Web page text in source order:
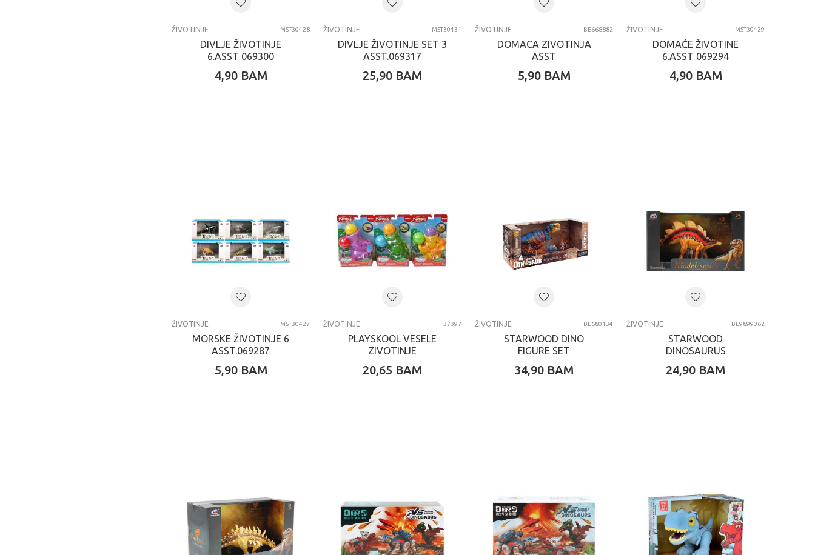
ŽIVOTINJE MST30428
DIVLJE ŽIVOTINJE
6.ASST 069300
4,90 BAM
ŽIVOTINJE MST30431
DIVLJE ŽIVOTINJE SET 3
ASST.069317
25,90 BAM
ŽIVOTINJE BE668882
DOMACA ZIVOTINJA
ASST
5,90 BAM
ŽIVOTINJE MST30429
DOMAĆE ŽIVOTINE
6.ASST 069294
4,90 BAM
ŽIVOTINJE MST30427
MORSKE ŽIVOTINJE 6
ASST.069287
5,90 BAM
ŽIVOTINJE 37397
PLAYSKOOL VESELE
ZIVOTINJE
20,65 BAM
ŽIVOTINJE BE680134
STARWOOD DINO
FIGURE SET
34,90 BAM
ŽIVOTINJE BE9899062
STARWOOD
DINOSAURUS
24,90 BAM